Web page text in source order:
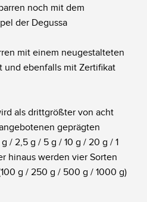
noch mit dem
der Degussa
mit einem neugestalteten
und ebenfalls mit Zertifikat
als drittgrößter von acht
geprägten
/ 2,5 g / 5 g / 10 g / 20 g / 1
hinaus werden vier Sorten
g / 250 g / 500 g / 1000 g)